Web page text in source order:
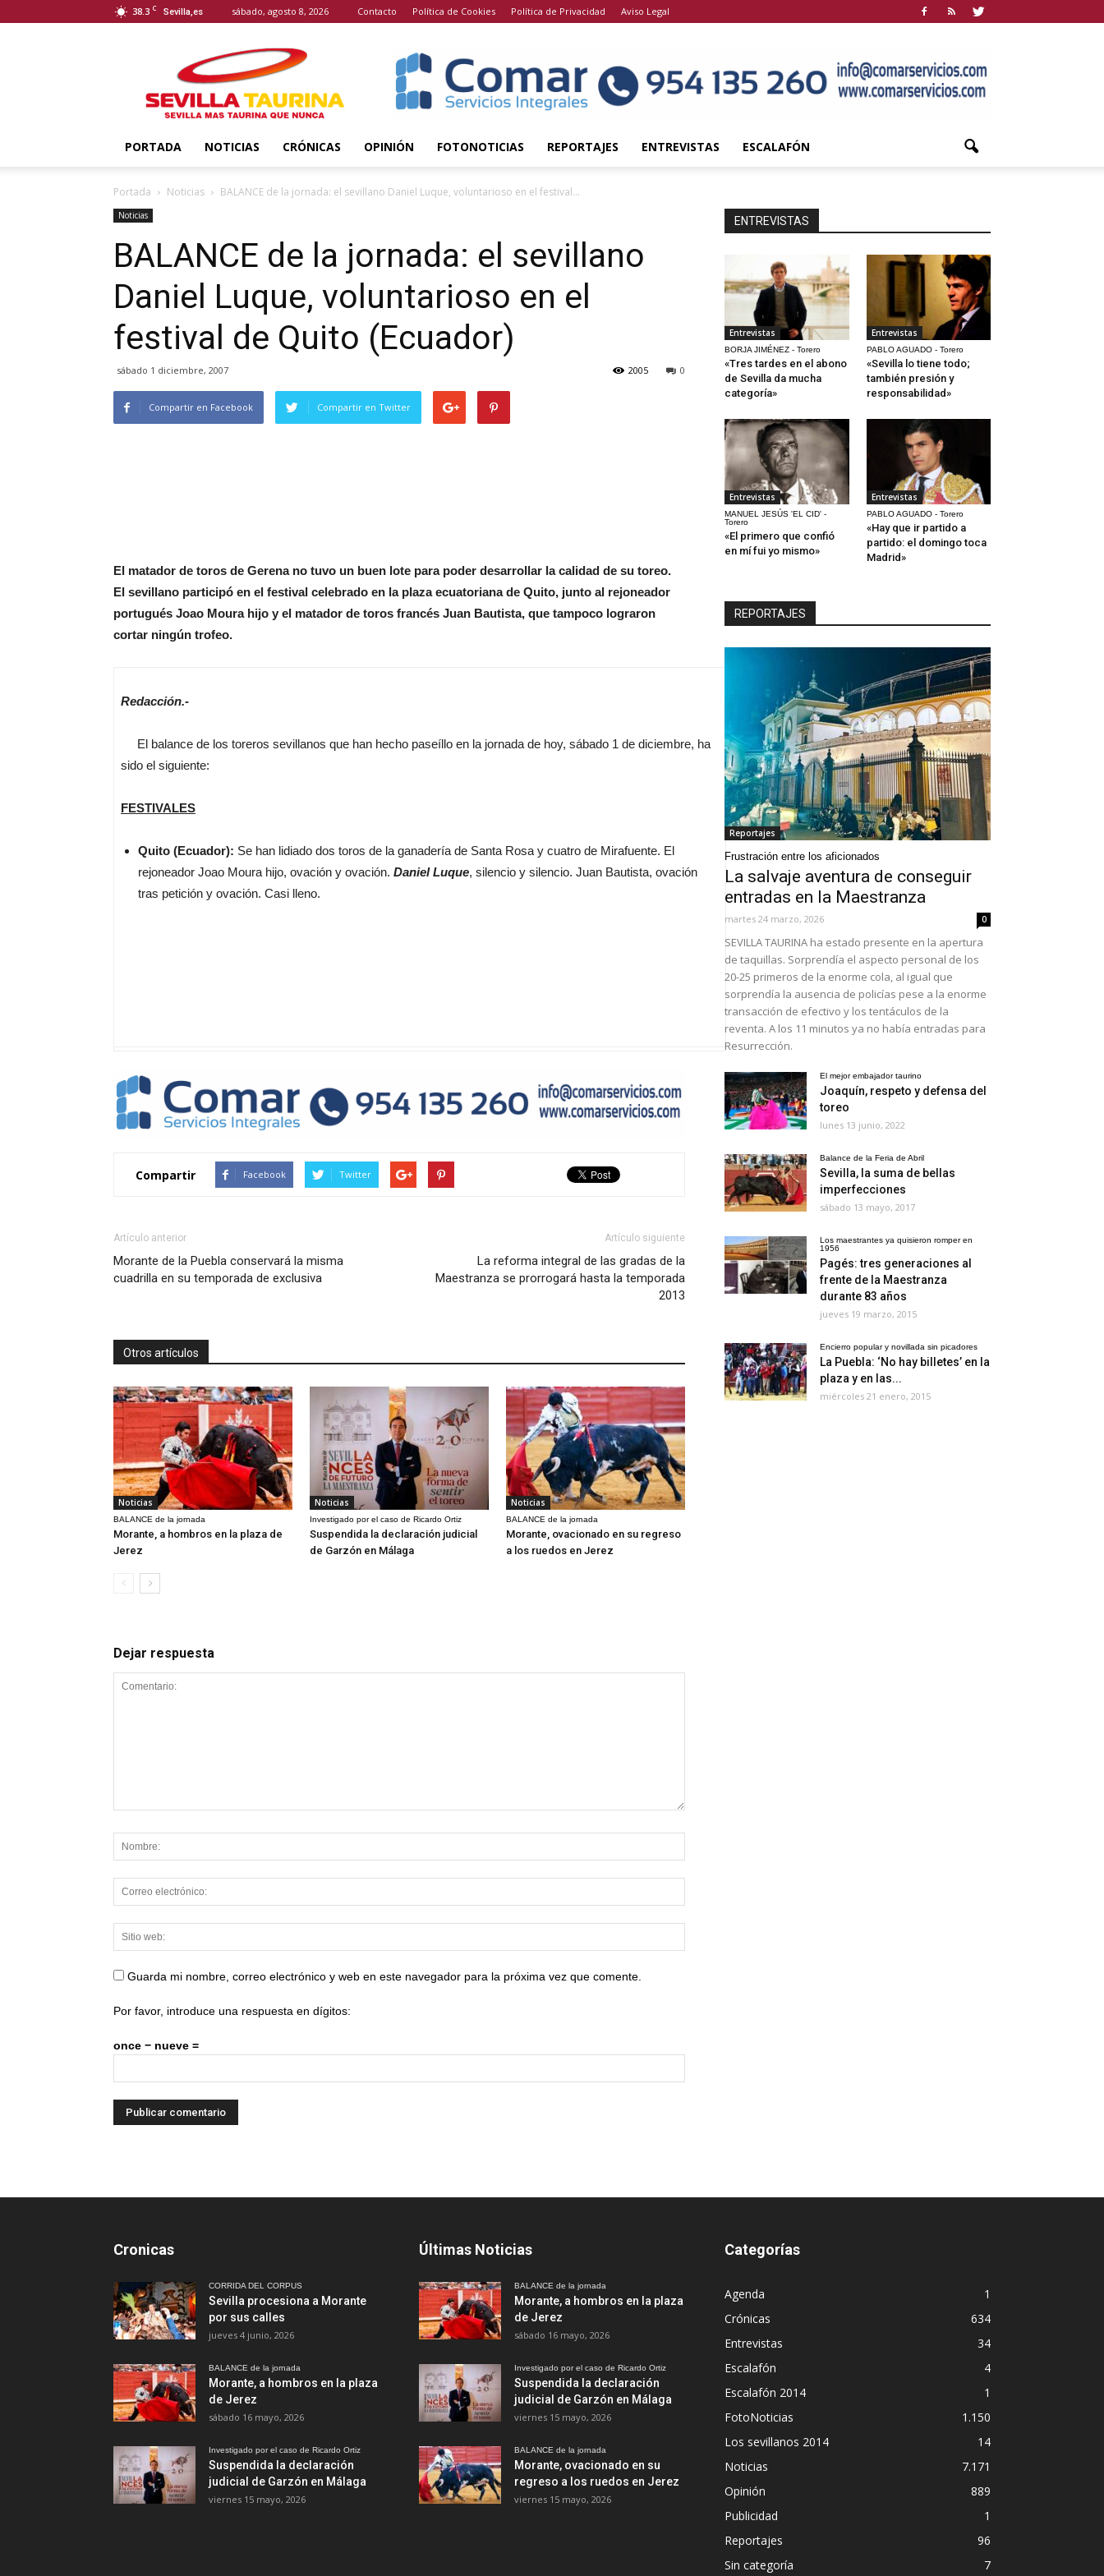
38.3 C Sevilla,es sábado, agosto 8, 2026 Contacto Política de Cookies Política de Privacidad Aviso Legal
Taurina
PORTADA NOTICIAS CRÓNICAS OPINIÓN FOTONOTICIAS REPORTAJES ENTREVISTAS ESCALAFÓN
Portada Noticias BALANCE de la jornada: el sevillano Daniel Luque, voluntarioso en el festival...
Noticias
BALANCE de la jornada: el sevillano
Daniel Luque, voluntarioso en el
festival de Quito (Ecuador)
sábado 1 diciembre, 2007 0
2005
Compartir en Facebook Compartir en Twitter
El matador de toros de Gerena no tuvo un buen lote para poder desarrollar la calidad de su toreo.
El sevillano participó en el festival celebrado en la plaza ecuatoriana de Quito, junto al rejoneador
portugués Joao Moura hijo y el matador de toros francés Juan Bautista, que tampoco lograron
cortar ningún trofeo.
Redacción.-
El balance de los toreros sevillanos que han hecho paseíllo en la jornada de hoy, sábado 1 de diciembre, ha
sido el siguiente:
FESTIVALES
Quito (Ecuador): Se han lidiado dos toros de la ganadería de Santa Rosa y cuatro de Mirafuente. El
rejoneador Joao Moura hijo, ovación y ovación. Daniel Luque, silencio y silencio. Juan Bautista, ovación
tras petición y ovación. Casi lleno.
Compartir Facebook Twitter
Artículo anterior
Morante de la Puebla conservará la misma
cuadrilla en su temporada de exclusiva
Artículo siguiente
La reforma integral de las gradas de la
Maestranza se prorrogará hasta la temporada
2013
Otros artículos
Noticias
BALANCE de la jornada
Morante, a hombros en la plaza de
Jerez
Noticias
Investigado por el caso de Ricardo Ortiz
Suspendida la declaración judicial
de Garzón en Málaga
Noticias
BALANCE de la jornada
Morante, ovacionado en su regreso
a los ruedos en Jerez
Dejar respuesta
Guarda mi nombre, correo electrónico y web en este navegador para la próxima vez que comente.
Por favor, introduce una respuesta en dígitos:
once − nueve =
ENTREVISTAS
Entrevistas
BORJA JIMÉNEZ - Torero
«Tres tardes en el abono
de Sevilla da mucha
categoría»
Entrevistas
PABLO AGUADO - Torero
«Sevilla lo tiene todo;
también presión y
responsabilidad»
Entrevistas
MANUEL JESÚS 'EL CID' -
Torero
«El primero que confió
en mí fui yo mismo»
Entrevistas
PABLO AGUADO - Torero
«Hay que ir partido a
partido: el domingo toca
Madrid»
REPORTAJES
Reportajes
Frustración entre los aficionados
La salvaje aventura de conseguir
entradas en la Maestranza
martes 24 marzo, 2026 0
SEVILLA TAURINA ha estado presente en la apertura
de taquillas. Sorprendía el aspecto personal de los
20-25 primeros de la enorme cola, al igual que
sorprendía la ausencia de policías pese a la enorme
transacción de efectivo y los tentáculos de la
reventa. A los 11 minutos ya no había entradas para
Resurrección.
El mejor embajador taurino
Joaquín, respeto y defensa del
toreo
lunes 13 junio, 2022
Balance de la Feria de Abril
Sevilla, la suma de bellas
imperfecciones
sábado 13 mayo, 2017
Los maestrantes ya quisieron romper en
1956
Pagés: tres generaciones al
frente de la Maestranza
durante 83 años
jueves 19 marzo, 2015
Encierro popular y novillada sin picadores
La Puebla: ‘No hay billetes’ en la
plaza y en las...
miércoles 21 enero, 2015
Cronicas
CORRIDA DEL CORPUS
Sevilla procesiona a Morante
por sus calles
jueves 4 junio, 2026
BALANCE de la jornada
Morante, a hombros en la plaza
de Jerez
sábado 16 mayo, 2026
Investigado por el caso de Ricardo Ortiz
Suspendida la declaración
judicial de Garzón en Málaga
viernes 15 mayo, 2026
Últimas Noticias
BALANCE de la jornada
Morante, a hombros en la plaza
de Jerez
sábado 16 mayo, 2026
Investigado por el caso de Ricardo Ortiz
Suspendida la declaración
judicial de Garzón en Málaga
viernes 15 mayo, 2026
BALANCE de la jornada
Morante, ovacionado en su
regreso a los ruedos en Jerez
viernes 15 mayo, 2026
Categorías
Agenda
1
Crónicas
634
Entrevistas
34
Escalafón
4
Escalafón 2014
1
FotoNoticias
1.150
Los sevillanos 2014
14
Noticias
7.171
Opinión
889
Publicidad
1
Reportajes
96
Sin categoría
7